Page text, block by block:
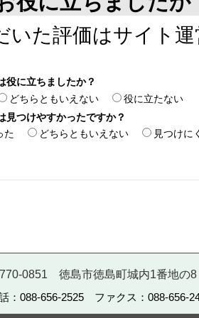
いた評価はサイト
役に立ちましたか？
どちらともいえない
役に立たない
見つけやすかったですか？
た どちらともいえない 見つけに
0851 徳島市徳島町城内1番地の8
：088-656-2525 ファクス：088-656-